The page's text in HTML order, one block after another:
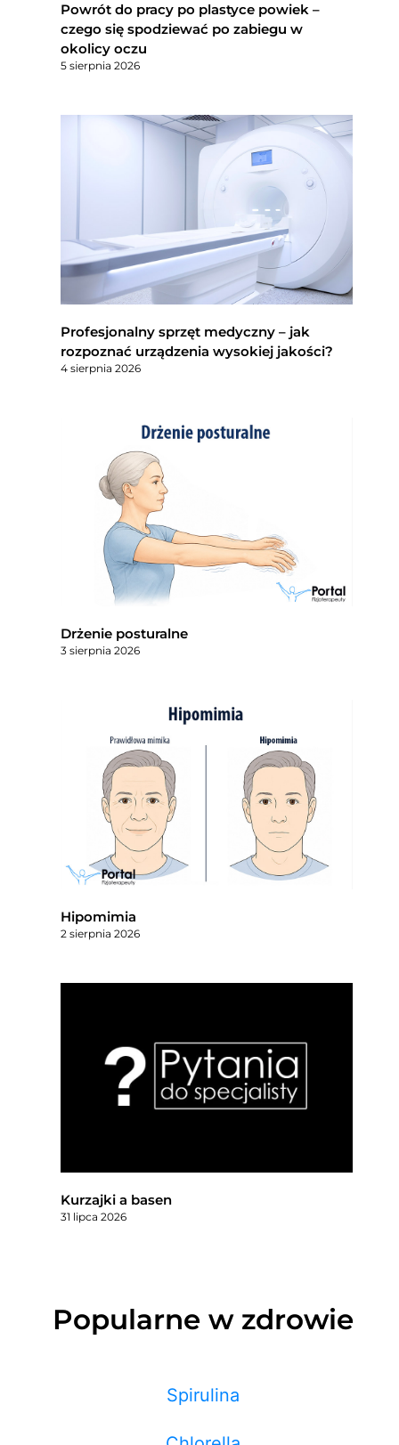
Powrót do pracy po plastyce powiek –
czego się spodziewać po zabiegu w
okolicy oczu
5 sierpnia 2026
Profesjonalny sprzęt medyczny – jak
rozpoznać urządzenia wysokiej jakości?
4 sierpnia 2026
Drżenie posturalne
3 sierpnia 2026
Hipomimia
2 sierpnia 2026
Kurzajki a basen
31 lipca 2026
Popularne w zdrowie
Spirulina